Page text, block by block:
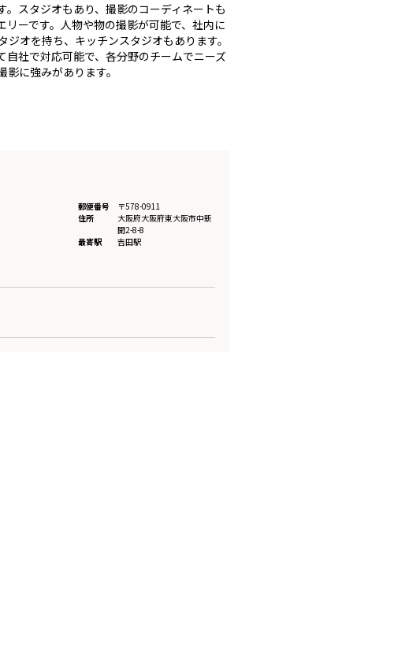
スタジオもあり、撮影のコーディネートも
ーです。人物や物の撮影が可能で、社内に
オを持ち、キッチンスタジオもあります。
社で対応可能で、各分野のチームでニーズ
に強みがあります。
郵便番号
〒578-0911
住所
大阪府大阪府東大阪市中新
開2-8-8
最寄駅
吉田駅